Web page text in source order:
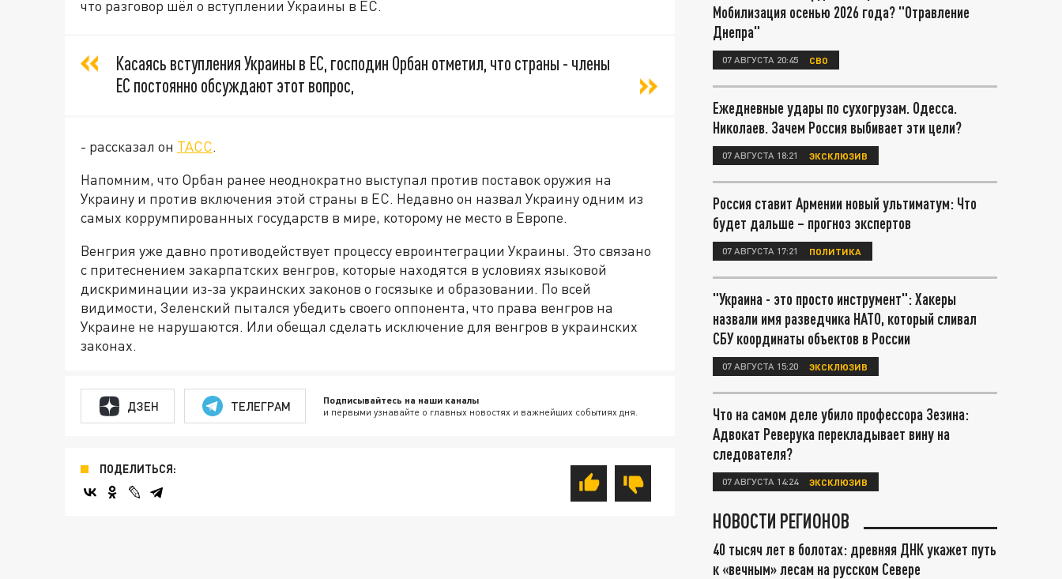
что разговор шёл о вступлении Украины в ЕС.
Касаясь вступления Украины в ЕС, господин Орбан отметил, что страны - члены
ЕС постоянно обсуждают этот вопрос,
- рассказал он ТАСС.
Напомним, что Орбан ранее неоднократно выступал против поставок оружия на
Украину и против включения этой страны в ЕС. Недавно он назвал Украину одним из
самых коррумпированных государств в мире, которому не место в Европе.
Венгрия уже давно противодействует процессу евроинтеграции Украины. Это связано
с притеснением закарпатских венгров, которые находятся в условиях языковой
дискриминации из-за украинских законов о госязыке и образовании. По всей
видимости, Зеленский пытался убедить своего оппонента, что права венгров на
Украине не нарушаются. Или обещал сделать исключение для венгров в украинских
законах.
ДЗЕН ТЕЛЕГРАМ Подписывайтесь на наши каналы
и первыми узнавайте о главных новостях и важнейших событиях дня.
ПОДЕЛИТЬСЯ:
Мобилизация осенью 2026 года? "Отравление
Днепра"
07 АВГУСТА 20:45 СВО
Ежедневные удары по сухогрузам. Одесса.
Николаев. Зачем Россия выбивает эти цели?
07 АВГУСТА 18:21 ЭКСКЛЮЗИВ
Россия ставит Армении новый ультиматум: Что
будет дальше – прогноз экспертов
07 АВГУСТА 17:21 ПОЛИТИКА
"Украина - это просто инструмент": Хакеры
назвали имя разведчика НАТО, который сливал
СБУ координаты объектов в России
07 АВГУСТА 15:20 ЭКСКЛЮЗИВ
Что на самом деле убило профессора Зезина:
Адвокат Реверука перекладывает вину на
следователя?
07 АВГУСТА 14:24 ЭКСКЛЮЗИВ
НОВОСТИ РЕГИОНОВ
40 тысяч лет в болотах: древняя ДНК укажет путь
к «вечным» лесам на русском Севере